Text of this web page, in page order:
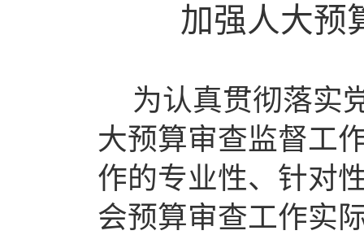
加强人大预
为认真贯彻落实
大预算审查监督工
作的专业性、针对
会预算审查工作实